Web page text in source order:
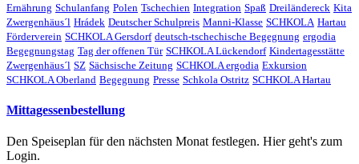
Ernährung Schulanfang Polen Tschechien Integration Spaß Dreiländereck Kita
Zwergenhäus´l Hrádek Deutscher Schulpreis Manni-Klasse SCHKOLA Hartau
Förderverein SCHKOLA Gersdorf deutsch-tschechische Begegnung ergodia
Begegnungstag Tag der offenen Tür SCHKOLA Lückendorf Kindertagesstätte
Zwergenhäus´l SZ Sächsische Zeitung SCHKOLA ergodia Exkursion
SCHKOLA Oberland Begegnung Presse Schkola Ostritz SCHKOLA Hartau
Mittagessenbestellung
Den Speiseplan für den nächsten Monat festlegen. Hier geht's zum
Login.